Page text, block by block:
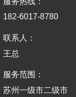
182-6017-8780
联系人：
王总
服务范围：
苏州一级市二级市